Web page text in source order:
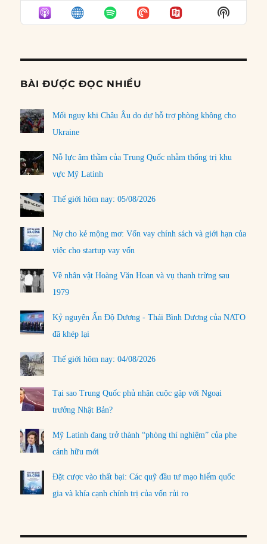
EPISODE
EPISODES
LIST
Show
Podcast
BÀI ĐƯỢC ĐỌC NHIỀU
Mối nguy khi Châu Âu do dự hỗ trợ phòng không cho
Ukraine
Nỗ lực âm thầm của Trung Quốc nhằm thống trị khu
vực Mỹ Latinh
Thế giới hôm nay: 05/08/2026
Nợ cho kẻ mộng mơ: Vốn vay chính sách và giới hạn của
việc cho startup vay vốn
Về nhân vật Hoàng Văn Hoan và vụ thanh trừng sau
1979
Kỷ nguyên Ấn Độ Dương - Thái Bình Dương của NATO
đã khép lại
Thế giới hôm nay: 04/08/2026
Tại sao Trung Quốc phủ nhận cuộc gặp với Ngoại
trưởng Nhật Bản?
Mỹ Latinh đang trở thành “phòng thí nghiệm” của phe
cánh hữu mới
Đặt cược vào thất bại: Các quỹ đầu tư mạo hiểm quốc
gia và khía cạnh chính trị của vốn rủi ro